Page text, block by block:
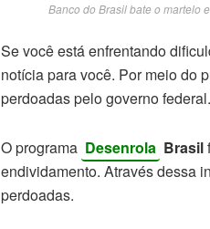
Banco do Brasil bate o martelo
Se você está enfrentando
notícia para você. Por meio do
perdoadas pelo governo federal.
O programa Desenrola Brasil
endividamento. Através dessa
perdoadas.